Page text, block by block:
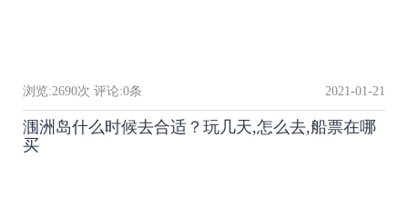
浏览:2690次 评论:0条 2021-01-21
涠洲岛什么时候去合适？玩几天,怎么去,船票在哪
买